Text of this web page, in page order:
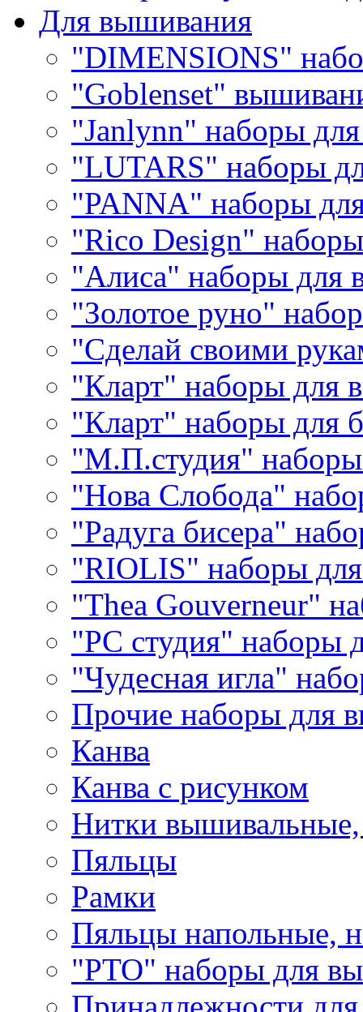
Для вышивания
"DIMENSIONS"
"Goblenset"
"Janlynn" наборы
"LUTARS" наборы
"PANNA" наборы
"Rico Design"
"Алиса" наборы для
"Золотое руно"
"Сделай своими
"Кларт" наборы для
"Кларт" наборы для
"М.П.студия"
"Нова Слобода"
"Радуга бисера"
"RIOLIS" наборы
"Thea Gouverneur"
"РС студия" наборы
"Чудесная игла"
Прочие наборы для
Канва
Канва с рисунком
Нитки
Пяльцы
Рамки
Пяльцы напольные,
"РТО" наборы для